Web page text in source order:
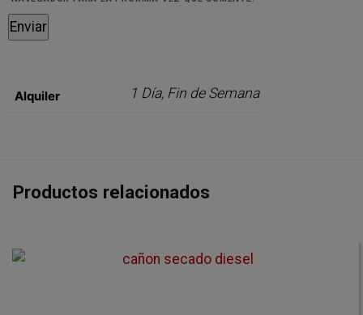
Alquiler 1 Día, Fin de Semana
Productos relacionados